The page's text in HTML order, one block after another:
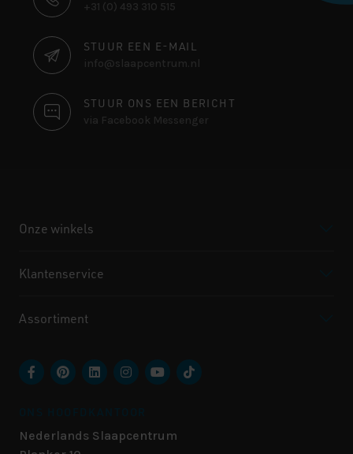
INFORMATIE
+31 (0) 493 310 515
STUUR EEN E-MAIL
info@slaapcentrum.nl
STUUR ONS EEN BERICHT
via Facebook Messenger
Onze winkels
Klantenservice
Assortiment
Nederlands Slaapcentrum